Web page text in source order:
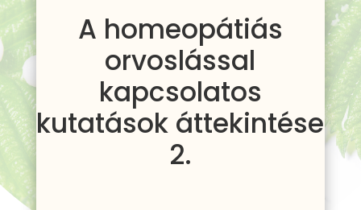
A homeopátiás
orvoslással
kapcsolatos
kutatások áttekintése
2.